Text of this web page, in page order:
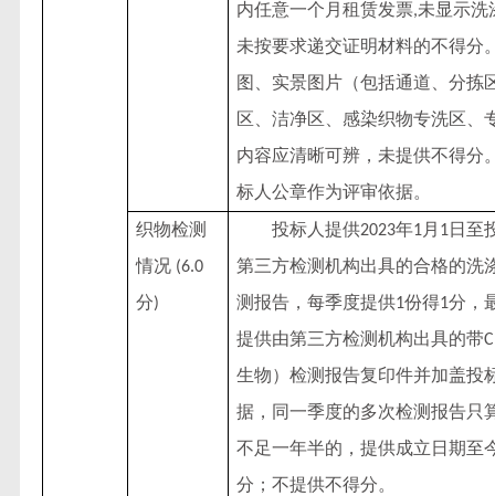
内任意一个月租赁发票,未显示洗
未按要求递交证明材料的不得分
图、实景图片（包括通道、分拣
区、洁净区、感染织物专洗区、
内容应清晰可辨，未提供不得分
标人公章作为评审依据。
织物检测
情况(6.0
分)
投标人提供2023年1月 1日至
第三方检测机构出具的合格的洗
测报告，每季度提供1份得1分，
提供由第三方检测机构出具的带
生物）检测报告复印件并加盖投
据，同一季度的多次检测报告只
不足一年半的，提供成立日期至
分；不提供不得分。